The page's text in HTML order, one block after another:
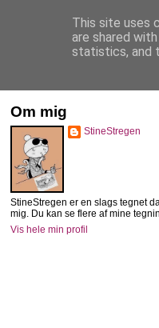
Om mig
StineStregen
StineStregen er en slags tegnet
mig. Du kan se flere af mine
Vis hele min profil
This site uses
are shared
statistics, and